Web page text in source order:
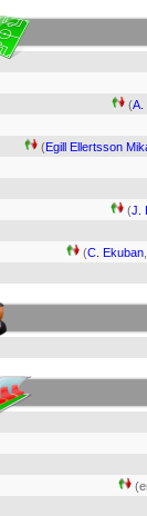
(A.
(Egill Ellertsson
(J.
(C. Ekuban